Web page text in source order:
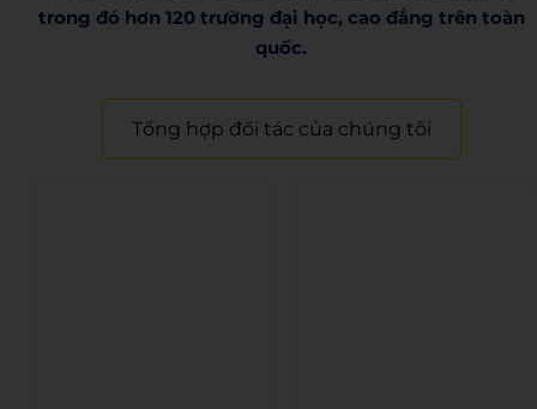
trong đó hơn 120 trường đại học, cao đẳng trên toàn
quốc.​
Tổng hợp đối tác của chúng tôi